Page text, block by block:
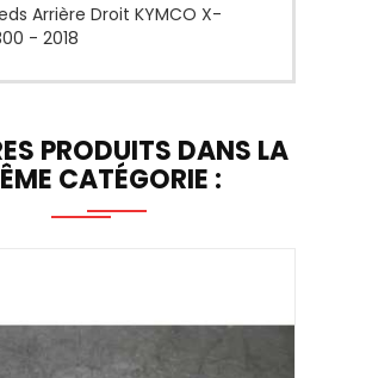
Arrière Droit KYMCO X-
- 2018
PRODUITS DANS LA
CATÉGORIE :